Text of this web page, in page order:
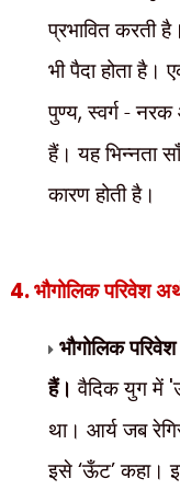
प्रभावित करती
भी पैदा होता है।
पुण्य,स्वर्ग -
हैं। यह भिन्नता
कारण होती है।
4.भौगोलिक परिवेश
भौगोलिक
हैं।वैदिक युग में '
था। आर्य जब
इसे ‘ऊँट’कहा।